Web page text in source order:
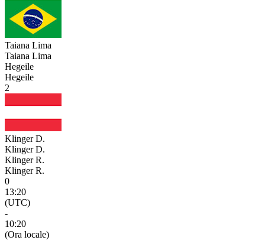
Taiana Lima
Taiana Lima
Hegeile
Hegeile
2
Klinger D.
Klinger D.
Klinger R.
Klinger R.
0
13:20
(UTC)
-
10:20
(Ora locale)